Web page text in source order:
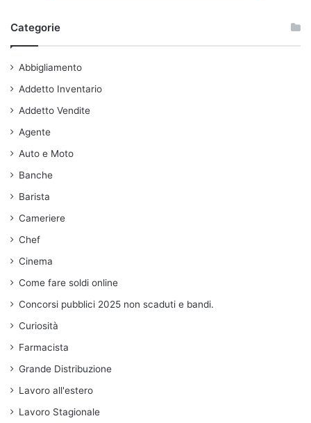
Categorie
Abbigliamento
Addetto Inventario
Addetto Vendite
Agente
Auto e Moto
Banche
Barista
Cameriere
Chef
Cinema
Come fare soldi online
Concorsi pubblici 2025 non scaduti e bandi.
Curiosità
Farmacista
Grande Distribuzione
Lavoro all'estero
Lavoro Stagionale